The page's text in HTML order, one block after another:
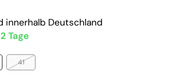
innerhalb Deutschland
Tage
41